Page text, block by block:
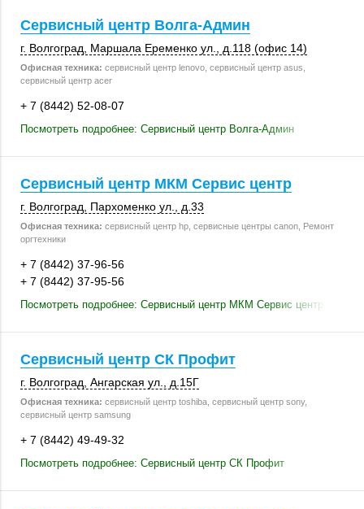
Сервисный центр Волга-Админ
г. Волгоград , Маршала Еременко ул., д.118 (офис 14)
Офисная техника: сервисный центр lenovo, сервисный центр asus,
сервисный центр acer
+ 7 (8442) 52-08-07
Посмотреть подробнее: Сервисный центр Волга-Админ
Сервисный центр МКМ Сервис центр
г. Волгоград Пархоменко ул. д.33
Офисная техника: сервисный центр hp, сервисные центры canon, Ремонт
оргтехники
+ 7 (8442) 37-96-56
+ 7 (8442) 37-95-56
Посмотреть подробнее: Сервисный центр МКМ Сервис центр
Сервисный центр СК Профит
г. Волгоград Ангарская ул. д.15Г
Офисная техника: сервисный центр toshiba, сервисный центр sony,
сервисный центр samsung
+ 7 (8442) 49-49-32
Посмотреть подробнее: Сервисный центр СК Профит